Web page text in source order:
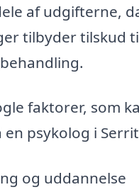
af udgifterne,
tilbyder tilskud
faktorer, som
en psykolog i
og uddannelse